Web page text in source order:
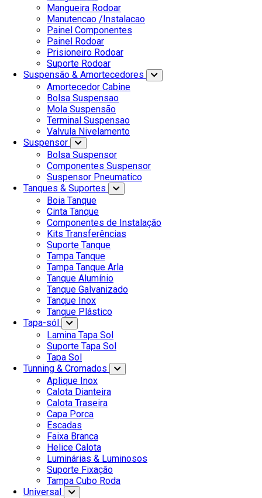
Mangueira Rodoar
Manutencao /Instalacao
Painel Componentes
Painel Rodoar
Prisioneiro Rodoar
Suporte Rodoar
Suspensão & Amortecedores
Amortecedor Cabine
Bolsa Suspensao
Mola Suspensão
Terminal Suspensao
Valvula Nivelamento
Suspensor
Bolsa Suspensor
Componentes Suspensor
Suspensor Pneumatico
Tanques & Suportes
Boia Tanque
Cinta Tanque
Componentes de Instalação
Kits Transferências
Suporte Tanque
Tampa Tanque
Tampa Tanque Arla
Tanque Alumínio
Tanque Galvanizado
Tanque Inox
Tanque Plástico
Tapa-sól
Lamina Tapa Sol
Suporte Tapa Sol
Tapa Sol
Tunning & Cromados
Aplique Inox
Calota Dianteira
Calota Traseira
Capa Porca
Escadas
Faixa Branca
Helice Calota
Luminárias & Luminosos
Suporte Fixação
Tampa Cubo Roda
Universal